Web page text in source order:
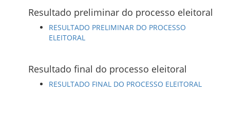
Resultado preliminar do processo eleitoral
RESULTADO PRELIMINAR DO PROCESSO
ELEITORAL
Resultado final do processo eleitoral
RESULTADO FINAL DO PROCESSO ELEITORAL